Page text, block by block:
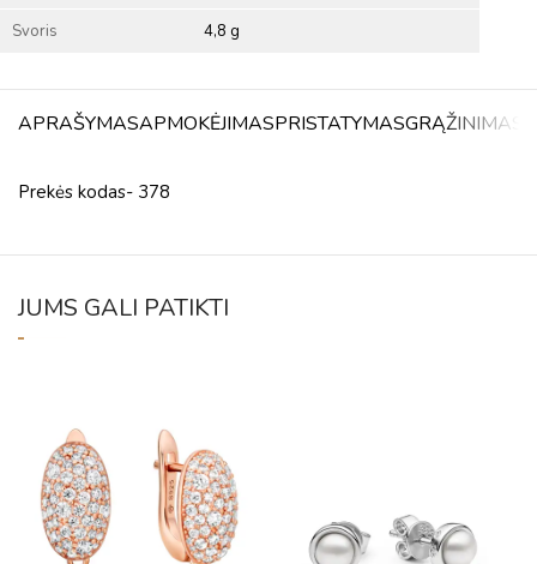
Svoris 4,8 g
APRAŠYMASAPMOKĖJIMASPRISTATYMASGRĄŽINIMAS
Prekės kodas- 378
JUMS GALI PATIKTI